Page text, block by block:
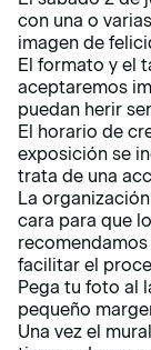
con una o
imagen de
El formato y el
aceptaremos
puedan herir
El horario de
exposición se
trata de una
La
cara para que
facilitar el
Pega tu foto al
pequeño
Una vez el